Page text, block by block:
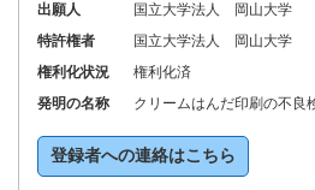
出願人
国立大学法人 岡山大学
特許権者
国立大学法人 岡山大学
権利化状況
権利化済
発明の名称
クリームはんだ印刷の不良
登録者への連絡はこちら